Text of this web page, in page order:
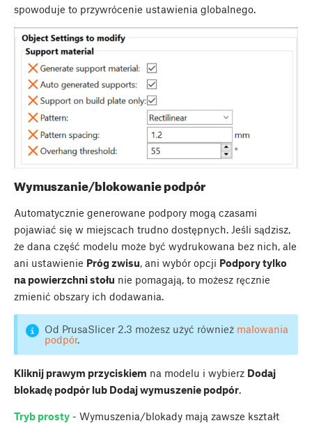
spowoduje to przywrócenie ustawienia globalnego.
Wymuszanie/blokowanie podpór
Automatycznie generowane podpory mogą czasami
pojawiać się w miejscach trudno dostępnych. Jeśli sądzisz,
że dana część modelu może być wydrukowana bez nich, ale
ani ustawienie Próg zwisu, ani wybór opcji Podpory tylko
na powierzchni stołu nie pomagają, to możesz ręcznie
zmienić obszary ich dodawania.
Od PrusaSlicer 2.3 możesz użyć również malowania
podpór.
Kliknij prawym przyciskiem na modelu i wybierz Dodaj
blokadę podpór lub Dodaj wymuszenie podpór.
Tryb prosty - Wymuszenia/blokady mają zawsze kształt